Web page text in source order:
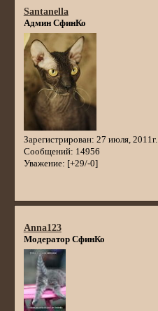
Santanella
Админ СфинКо
Зарегистрирован: 27 июля, 2011г.
Сообщений: 14956
Уважение: [+29/-0]
Anna123
Модератор СфинКо